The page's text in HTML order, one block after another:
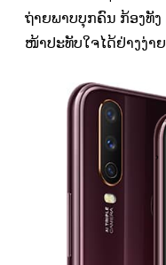
ຖ່າຍພາບບຸກຄົນ ກ້ອງທັ
ໜ້າປະທັບໃຈໄດ້ຢ່າງງ່າ